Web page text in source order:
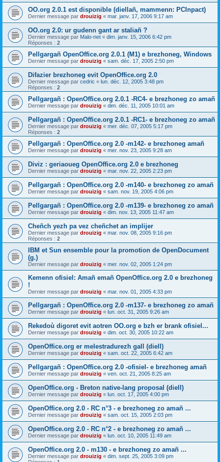
OO.org 2.0.1 est disponible (diellañ, mammenn: PCInpact)
Dernier message par drouizig « mar. janv. 17, 2006 9:17 am
OO.org 2.0: ur gudenn gant ar staliañ ?
Dernier message par Malo-net « dim. janv. 15, 2006 6:42 pm
Réponses : 2
Pellgargañ OpenOffice.org 2.0.1 (M1) e brezhoneg, Windows
Dernier message par drouizig « sam. déc. 17, 2005 2:50 pm
Difazier brezhoneg evit OpenOffice.org 2.0
Dernier message par cedric « lun. déc. 12, 2005 3:48 pm
Réponses : 2
Pellgargañ : OpenOffice.org 2.0.1 -RC4- e brezhoneg zo amañ
Dernier message par drouizig « dim. déc. 11, 2005 10:01 am
Pellgargañ : OpenOffice.org 2.0.1 -RC1- e brezhoneg zo amañ
Dernier message par drouizig « mer. déc. 07, 2005 5:17 pm
Réponses : 2
Pellgargañ : OpenOffice.org 2.0 -m142- e brezhoneg amañ
Dernier message par drouizig « mer. nov. 23, 2005 9:28 am
Diviz : geriaoueg OpenOffice.org 2.0 e brezhoneg
Dernier message par drouizig « mar. nov. 22, 2005 2:23 pm
Pellgargañ : OpenOffice.org 2.0 -m140- e brezhoneg zo amañ
Dernier message par drouizig « sam. nov. 19, 2005 4:06 pm
Pellgargañ : OpenOffice.org 2.0 -m139- e brezhoneg zo amañ
Dernier message par drouizig « dim. nov. 13, 2005 11:47 am
Cheñch yezh pa vez cheñchet an implijer
Dernier message par drouizig « mar. nov. 08, 2005 9:16 pm
Réponses : 2
IBM et Sun ensemble pour la promotion de OpenDocument
(g.)
Dernier message par drouizig « mer. nov. 02, 2005 1:24 pm
Kemenn ofisiel: Amañ emañ OpenOffice.org 2.0 e brezhoneg
!
Dernier message par drouizig « mar. nov. 01, 2005 4:33 pm
Pellgargañ : OpenOffice.org 2.0 -m137- e brezhoneg zo amañ
Dernier message par drouizig « lun. oct. 31, 2005 9:26 am
Rekedoù digoret evit aotren OO.org e bzh er brank ofisiel...
Dernier message par drouizig « dim. oct. 30, 2005 10:22 am
OpenOffice.org er melestradurezh gall (diell)
Dernier message par drouizig « sam. oct. 22, 2005 6:42 am
Pellgargañ : OpenOffice.org 2.0 -ofisiel- e brezhoneg amañ
Dernier message par drouizig « ven. oct. 21, 2005 8:25 am
OpenOffice.org - Breton native-lang proposal (diell)
Dernier message par drouizig « lun. oct. 17, 2005 4:00 pm
OpenOffice.org 2.0 - RC n°3 - e brezhoneg zo amañ ...
Dernier message par drouizig « sam. oct. 15, 2005 2:03 pm
OpenOffice.org 2.0 - RC n°2 - e brezhoneg zo amañ ...
Dernier message par drouizig « lun. oct. 10, 2005 11:49 am
OpenOffice.org 2.0 - m130 - e brezhoneg zo amañ ...
Dernier message par drouizig « dim. sept. 25, 2005 3:09 pm